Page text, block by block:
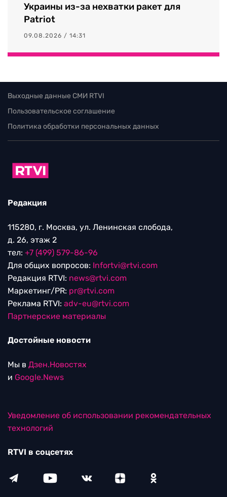
Украины из-за нехватки ракет для
Patriot
09.08.2026 / 14:31
Выходные данные СМИ RTVI
Пользовательское соглашение
Политика обработки персональных данных
Редакция
115280, г. Москва, ул. Ленинская слобода,
д. 26, этаж 2
тел: +7 (499) 579-86-96
Для общих вопросов: Infortvi@rtvi.com
Редакция RTVI: news@rtvi.com
Маркетинг/PR: pr@rtvi.com
Реклама RTVI: adv-eu@rtvi.com
Партнерские материалы
Достойные новости
Мы в Дзен.Новостях
и Google.News
Уведомление об использовании рекомендательных
технологий
RTVI в соцсетях